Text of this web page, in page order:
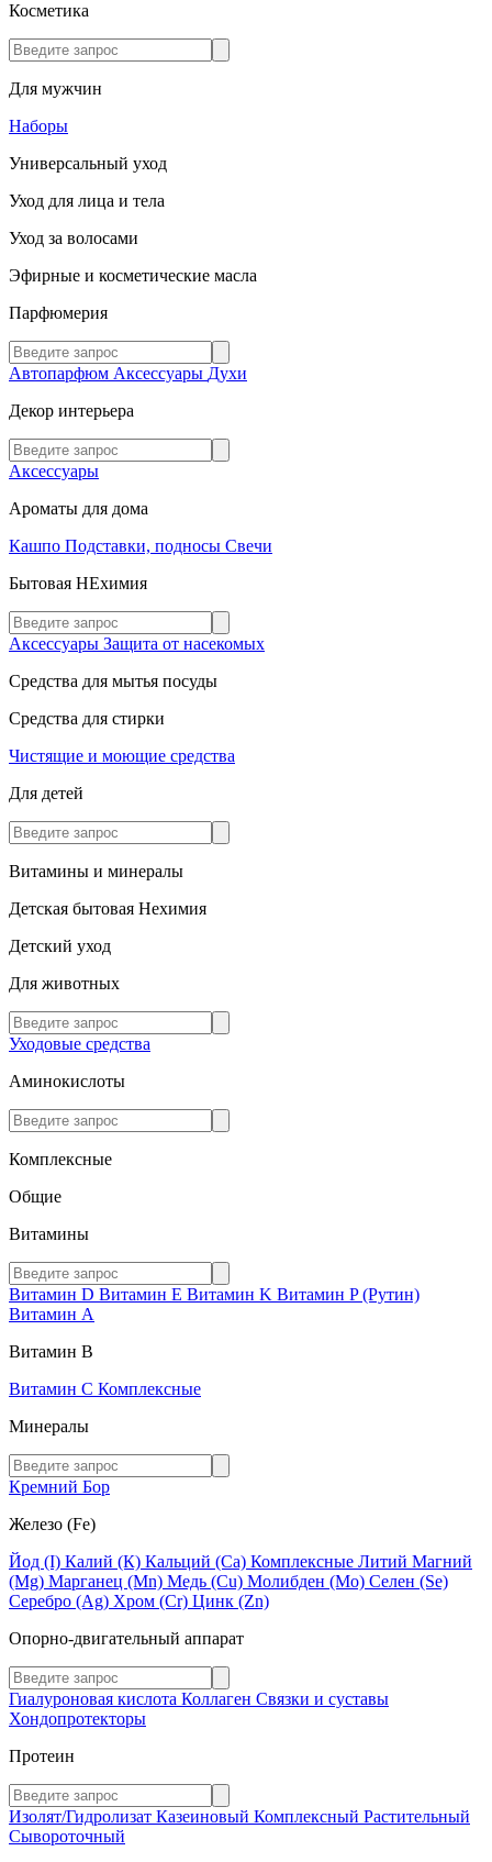
Косметика
Для мужчин
Наборы
Универсальный уход
Уход для лица и тела
Уход за волосами
Эфирные и косметические масла
Парфюмерия
Автопарфюм Аксессуары Духи
Декор интерьера
Аксессуары
Ароматы для дома
Кашпо Подставки, подносы Свечи
Бытовая НЕхимия
Аксессуары Защита от насекомых
Средства для мытья посуды
Средства для стирки
Чистящие и моющие средства
Для детей
Витамины и минералы
Детская бытовая Нехимия
Детский уход
Для животных
Уходовые средства
Аминокислоты
Комплексные
Общие
Витамины
Витамин D Витамин E Витамин K Витамин P (Рутин)
Витамин А
Витамин В
Витамин C Комплексные
Минералы
Кремний Бор
Железо (Fe)
Йод (I) Калий (К) Кальций (Са) Комплексные Литий Магний
(Mg) Марганец (Mn) Медь (Сu) Молибден (Мо) Селен (Se)
Серебро (Ag) Хром (Cr) Цинк (Zn)
Опорно-двигательный аппарат
Гиалуроновая кислота Коллаген Связки и суставы
Хондопротекторы
Протеин
Изолят/Гидролизат Казеиновый Комплексный Растительный
Сывороточный